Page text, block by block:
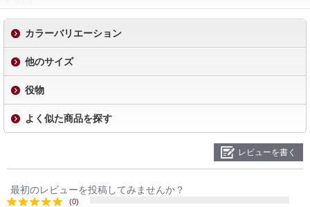
カラーバリエーション
他のサイズ
役物
よく似た商品を探す
レビューを書く
最初のレビューを投稿してみませんか？
(0)